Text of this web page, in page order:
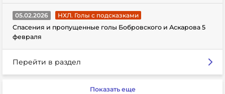
05.02.2026
НХЛ. Голы с подсказками
Спасения и пропущенные голы Бобровского и Аскарова 5
февраля
Перейти в раздел
Показать еще